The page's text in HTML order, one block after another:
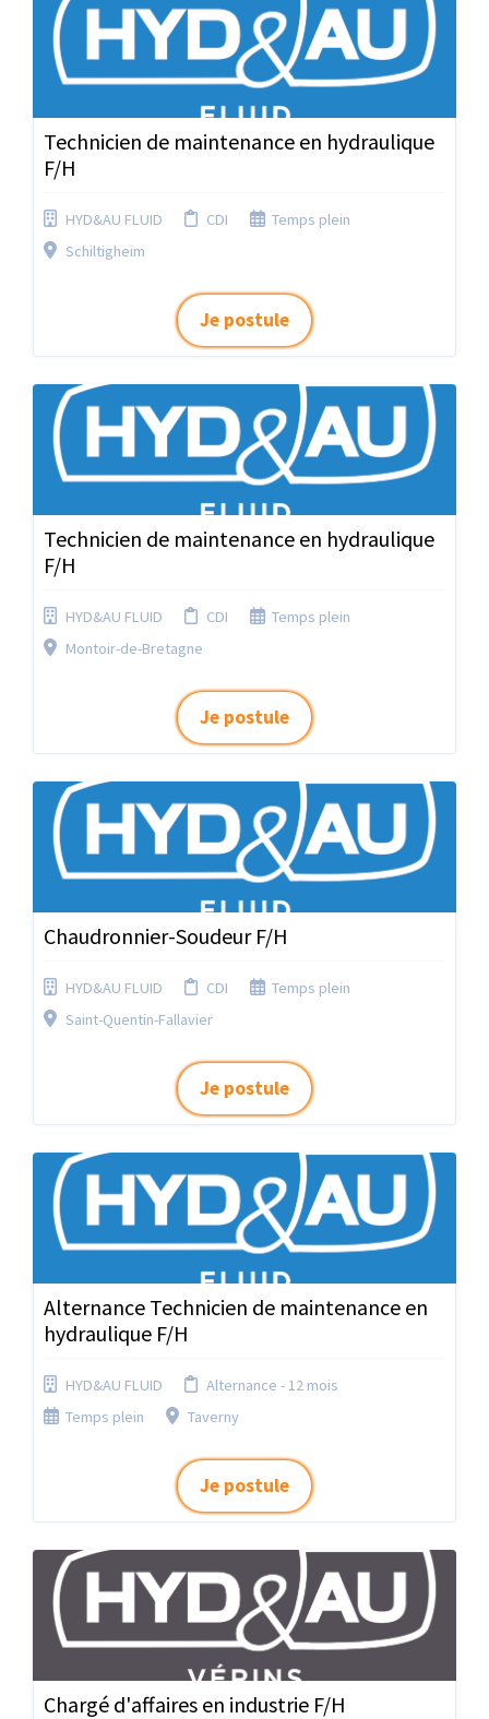
Technicien de maintenance en hydraulique
F/H
HYD&AU FLUID CDI
Temps plein
Schiltigheim
Je postule
Technicien de maintenance en hydraulique
F/H
HYD&AU FLUID CDI
Temps plein
Montoir-de-Bretagne
Je postule
Chaudronnier-Soudeur F/H
HYD&AU FLUID CDI
Temps plein
Saint-Quentin-Fallavier
Je postule
Alternance Technicien de maintenance en
hydraulique F/H
HYD&AU FLUID
Alternance - 12 mois
Temps plein
Taverny
Je postule
Chargé d'affaires en industrie F/H